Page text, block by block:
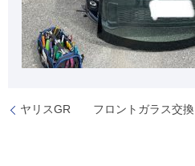
ヤリスGR フロントガラス交換